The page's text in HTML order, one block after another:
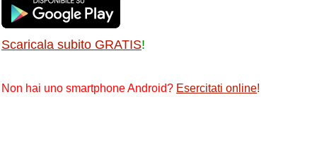
Scaricala subito GRATIS!
Non hai uno smartphone Android? Esercitati online!